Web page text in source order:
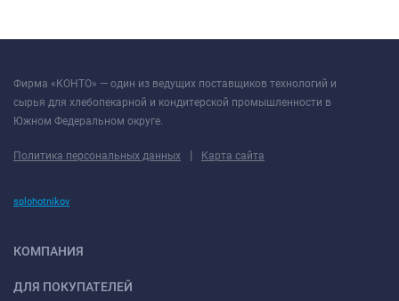
Фирма «КОНТО» — один из ведущих поставщиков технологий и
сырья для хлебопекарной и кондитерской промышленности в
Южном Федеральном округе.
Политика персональных данных | Карта сайта
splohotnikov
КОМПАНИЯ
ДЛЯ ПОКУПАТЕЛЕЙ